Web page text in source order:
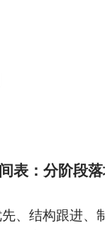
表：分阶段
先、结构跟进、